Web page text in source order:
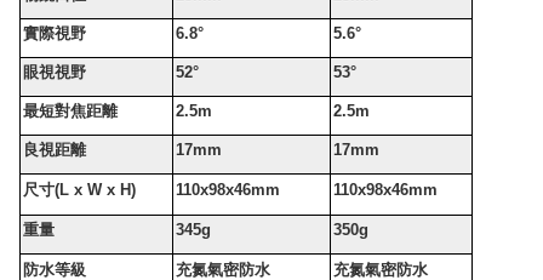
實際視野 6.8° 5.6°
眼視視野 52° 53°
最短對焦距離 2.5m 2.5m
良視距離 17mm 17mm
尺寸(L x W x H) 110x98x46mm 110x98x46mm
重量 345g 350g
防水等級 充氮氣密防水 充氮氣密防水